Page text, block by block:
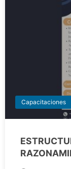
Capacitaciones